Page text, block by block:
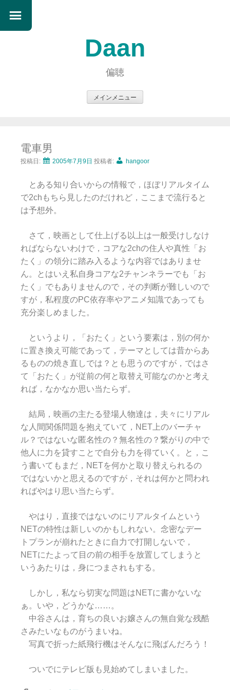
Daan
偏聴
メインメニュー
ン
ツ
ス
キ
ッ
電車男
投稿日: 2005年7月9日 投稿者: hangoor
とある知り合いからの情報で，ほぼリアルタイム
で2chもちら見したのだけれど，ここまで流行ると
は予想外。
さて，映画として仕上げる以上は一般受けしなけ
ればならないわけで，コアな2chの住人や真性「お
たく」の領分に踏み入るような内容ではありませ
ん。とはいえ私自身コアな2チャンネラーでも「お
たく」でもありませんので，その判断が難しいので
すが，私程度のPC依存率やアニメ知識であっても
充分楽しめました。
というより，「おたく」という要素は，別の何か
に置き換え可能であって，テーマとしては昔からあ
るものの焼き直しでは？とも思うのですが，ではさ
て「おたく」が従前の何と取替え可能なのかと考え
れば，なかなか思い当たらず。
結局，映画の主たる登場人物達は，夫々にリアル
な人間関係問題を抱えていて，NET上のバーチャ
ル？ではないな匿名性の？無名性の？繋がりの中で
他人に力を貸すことで自分も力を得ていく。と，こ
う書いてもまだ，NETを何かと取り替えられるの
ではないかと思えるのですが，それは何かと問われ
ればやはり思い当たらず。
やはり，直接ではないのにリアルタイムという
NETの特性は新しいのかもしれない。念密なデー
トプランが崩れたときに自力で打開しないで，
NETにたよって目の前の相手を放置してしまうと
いうあたりは，身につまされもする。
しかし，私なら切実な問題はNETに書かないな
ぁ。いや，どうかな……。
中谷さんは，育ちの良いお嬢さんの無自覚な残酷
さみたいなものがうまいね。
写真で折った紙飛行機はそんなに飛ばんだろう！
ついでにテレビ版も見始めてしまいました。